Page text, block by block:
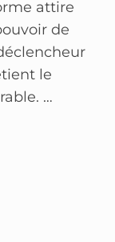
attire
de
le
…